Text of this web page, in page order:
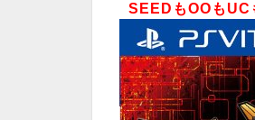
SEEDもOOもUC